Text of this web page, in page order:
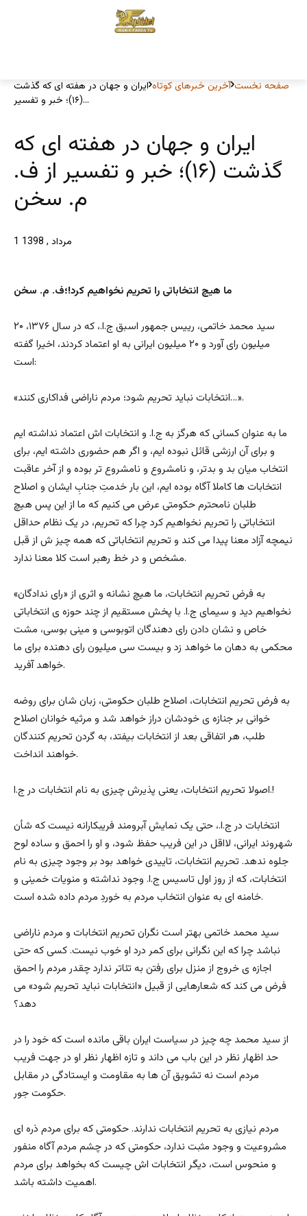
صفحه نخست آخرین خبرهای کوتاه ایران و جهان در هفته ای که گذشت
(۱۶)؛ خبر و تفسیر...
ایران و جهان در هفته ای که
گذشت (۱۶)؛ خبر و تفسیر از ف.
م. سخن
1 مرداد , 1398
ما هیچ انتخاباتی را تحریم نخواهیم کرد!؛ف. م. سخن
سید محمد خاتمی، رییس جمهور اسبق ج.ا.، که در سال ۱۳۷۶، ۲۰
میلیون رای آورد و ۲۰ میلیون ایرانی به او اعتماد کردند، اخیرا گفته
است:
«انتخابات نباید تحریم شود؛ مردم ناراضی فداکاری کنند…».
ما به عنوان کسانی که هرگز به ج.ا. و انتخابات اش اعتماد نداشته ایم
و برای آن ارزشی قائل نبوده ایم، و اگر هم حضوری داشته ایم، برای
انتخاب میان بد و بدتر، و نامشروع و نامشروع تر بوده و از آخر عاقبت
انتخابات ها کاملا آگاه بوده ایم، این بار خدمتِ جنابِ ایشان و اصلاح
طلبان نامحترم حکومتی عرض می کنیم که ما از این پس هیچ
انتخاباتی را تحریم نخواهیم کرد چرا که تحریم، در یک نظام حداقل
نیمچه آزاد معنا پیدا می کند و تحریم انتخاباتی که همه چیز ش از قبل
مشخص و در خط رهبر است کلا معنا ندارد.
به فرض تحریم انتخابات، ما هیچ نشانه و اثری از «رای ندادگان»
نخواهیم دید و سیمای ج.ا. با پخش مستقیم از چند حوزه ی انتخاباتی
خاص و نشان دادن رای دهندگان اتوبوسی و مینی بوسی، مشت
محکمی به دهان ما خواهد زد و بیست سی میلیون رای دهنده برای ما
خواهد آفرید.
به فرض تحریم انتخابات، اصلاح طلبان حکومتی، زبان شان برای روضه
خوانی بر جنازه ی خودشان دراز خواهد شد و مرثیه خوانان اصلاح
طلب، هر اتفاقی بعد از انتخابات بیفتد، به گردن تحریم کنندگان
خواهند انداخت.
اصولا تحریم انتخابات، یعنی پذیرش چیزی به نام انتخابات در ج.ا.!
انتخابات در ج.ا.، حتی یک نمایش آبرومند فریبکارانه نیست که شأن
شهروند ایرانی، لااقل در این فریب حفظ شود، و او را احمق و ساده لوح
جلوه ندهد. تحریم انتخابات، تاییدی خواهد بود بر وجود چیزی به نام
انتخابات، که از روز اول تاسیس ج.ا. وجود نداشته و منویات خمینی و
خامنه ای به عنوان انتخاب مردم به خوردِ مردم داده شده است.
سید محمد خاتمی بهتر است نگران تحریم انتخابات و مردم ناراضی
نباشد چرا که این نگرانی برای کمر درد او خوب نیست. کسی که حتی
اجازه ی خروج از منزل برای رفتن به تئاتر ندارد چقدر مردم را احمق
فرض می کند که شعارهایی از قبیل «انتخابات نباید تحریم شود» می
دهد؟
از سید محمد چه چیز در سیاست ایران باقی مانده است که خود را در
حد اظهار نظر در این باب می داند و تازه اظهار نظر او در جهت فریب
مردم است نه تشویق آن ها به مقاومت و ایستادگی در مقابل
حکومت جور.
مردم نیازی به تحریم انتخابات ندارند. حکومتی که برای مردم ذره ای
مشروعیت و وجود مثبت ندارد، حکومتی که در چشم مردم آگاه منفور
و منحوس است، دیگر انتخابات اش چیست که بخواهد برای مردم
اهمیت داشته باشد.